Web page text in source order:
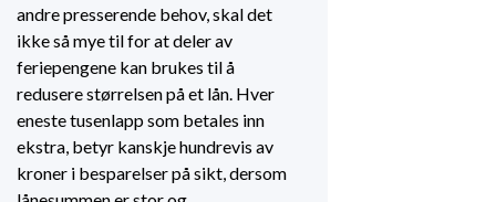
andre presserende behov, skal det
ikke så mye til for at deler av
feriepengene kan brukes til å
redusere størrelsen på et lån. Hver
eneste tusenlapp som betales inn
ekstra, betyr kanskje hundrevis av
kroner i besparelser på sikt, dersom